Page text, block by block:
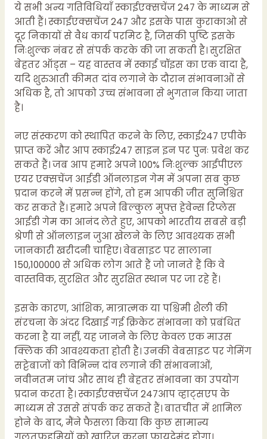
ये सभी अन्य गतिविधियाँ स्काईएक्सचेंज 247 के माध्यम से
आती हैं। स्काईएक्सचेंज 247 और इसके पास कुराकाओ से
दूर निकायों से वैध कार्य परमिट है, जिसकी पुष्टि इसके
निःशुल्क नंबर से संपर्क करके की जा सकती है। सुरक्षित
बेहतर ऑड्स – यह वास्तव में स्काई चॉइस का एक वादा है,
यदि शुरुआती कीमत दांव लगाने के दौरान संभावनाओं से
अधिक है, तो आपको उच्च संभावना से भुगतान किया जाता
है।
नए संस्करण को स्थापित करने के लिए, स्काई247 एपीके
प्राप्त करें और आप स्काई247 साइन इन पर पुनः प्रवेश कर
सकते हैं। जब आप हमारे अपने 100% निःशुल्क आईपीएल
एयर एक्सचेंज आईडी ऑनलाइन गेम में अपना सब कुछ
प्रदान करने में प्रसन्न होंगे, तो हम आपकी जीत सुनिश्चित
कर सकते हैं। हमारे अपने बिल्कुल मुफ्त हेवेन्स रिप्लेस
आईडी गेम का आनंद लेते हुए, आपको भारतीय सबसे बड़ी
श्रेणी से ऑनलाइन जुआ खेलने के लिए आवश्यक सभी
जानकारी खरीदनी चाहिए। वेबसाइट पर सालाना
150,100000 से अधिक लोग आते हैं जो जानते हैं कि वे
वास्तविक, सुरक्षित और सुरक्षित स्थान पर जा रहे हैं।
इसके कारण, आंशिक, मात्रात्मक या पश्चिमी शैली की
संरचना के अंदर दिखाई गई क्रिकेट संभावना को प्रबंधित
करना है या नहीं, यह जानने के लिए केवल एक माउस
क्लिक की आवश्यकता होती है। उनकी वेबसाइट पर गेमिंग
सट्टेबाजों को विभिन्न दांव लगाने की संभावनाओं,
नवीनतम जांच और साथ ही बेहतर संभावना का उपयोग
प्रदान करता है। स्काईएक्सचेंज 247आप व्हाट्सएप के
माध्यम से उससे संपर्क कर सकते हैं। बातचीत में शामिल
होने के बाद, मैंने फैसला किया कि कुछ सामान्य